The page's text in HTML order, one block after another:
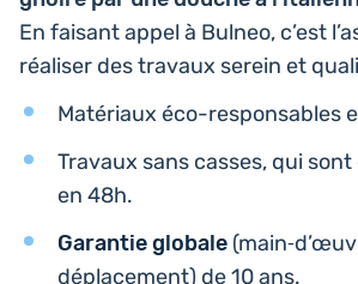
En faisant appel à Bulneo, c’est
réa­li­ser des travaux serein et
Maté­riaux éco-res­pon­sables
Travaux sans casses, qui
en 48h.
Garan­tie globale
dépla­ce­ment) de 10 ans.